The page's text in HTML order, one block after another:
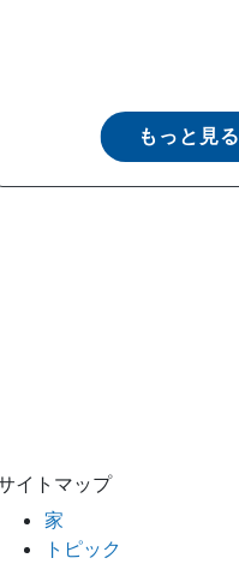
もっと見る
イトマップ
家
トピック